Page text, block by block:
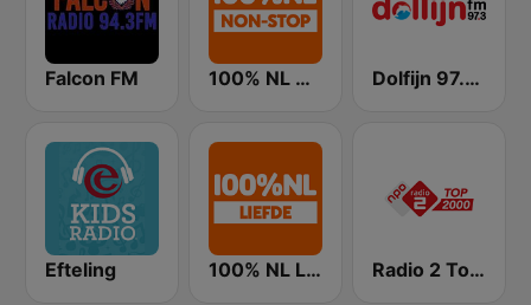
Falcon FM 100% NL Nonstop Dolfijn 97.3 FM
Efteling 100% NL Liefde Radio 2 Top 2000